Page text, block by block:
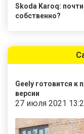
Skoda Karoq:
собственно?
Geely готовится к
версии
27 июля 2021